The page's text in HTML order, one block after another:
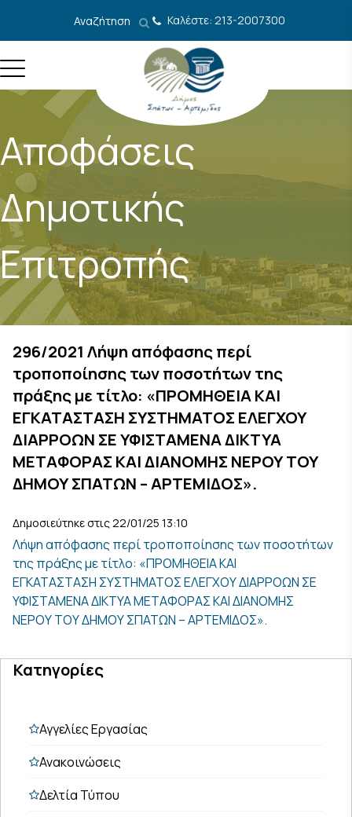
Αναζήτηση Καλέστε: 213-2007300
Αποφάσεις
Δημοτικής
Επιτροπής
296/2021 Λήψη απόφασης περί
τροποποίησης των ποσοτήτων της
πράξης με τίτλο: «ΠΡΟΜΗΘΕΙΑ ΚΑΙ
ΕΓΚΑΤΑΣΤΑΣΗ ΣΥΣΤΗΜΑΤΟΣ ΕΛΕΓΧΟΥ
ΔΙΑΡΡΟΩΝ ΣΕ ΥΦΙΣΤΑΜΕΝΑ ΔΙΚΤΥΑ
ΜΕΤΑΦΟΡΑΣ ΚΑΙ ΔΙΑΝΟΜΗΣ ΝΕΡΟΥ ΤΟΥ
ΔΗΜΟΥ ΣΠΑΤΩΝ – ΑΡΤΕΜΙΔΟΣ».
Δημοσιεύτηκε στις 22/01/25 13:10
Λήψη απόφασης περί τροποποίησης των ποσοτήτων
της πράξης με τίτλο: «ΠΡΟΜΗΘΕΙΑ ΚΑΙ
ΕΓΚΑΤΑΣΤΑΣΗ ΣΥΣΤΗΜΑΤΟΣ ΕΛΕΓΧΟΥ ΔΙΑΡΡΟΩΝ ΣΕ
ΥΦΙΣΤΑΜΕΝΑ ΔΙΚΤΥΑ ΜΕΤΑΦΟΡΑΣ ΚΑΙ ΔΙΑΝΟΜΗΣ
ΝΕΡΟΥ ΤΟΥ ΔΗΜΟΥ ΣΠΑΤΩΝ – ΑΡΤΕΜΙΔΟΣ».
Κατηγορίες
Αγγελίες Εργασίας
Ανακοινώσεις
Δελτία Τύπου